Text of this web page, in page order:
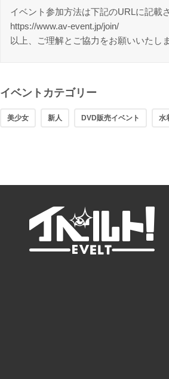
イベント参加方法は下記のURLに記載
https://www.av-event.jp/join/
以上、ご理解とご協力をお願いいたしま
イベントカテゴリー
美少女 新人 DVD販売イベント 水